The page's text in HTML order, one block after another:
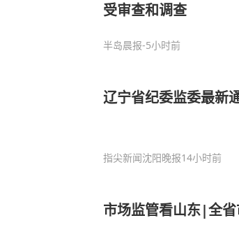
受审查和调查
半岛晨报-5小时前
辽宁省纪委监委最新
指尖新闻沈阳晚报14小时前
市场监管看山东|全